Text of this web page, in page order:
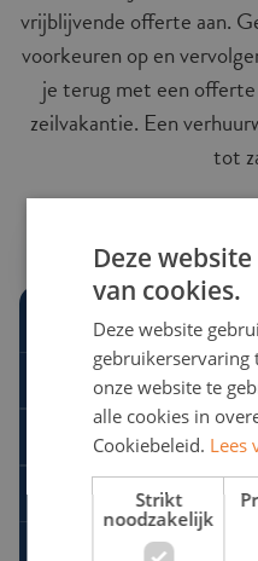
vrijblijvende offerte aan.
voorkeuren op en
je terug met een
zeilvakantie. Een
tot
Offerte aanvragen
STAP 1 - TYPE ZEILVAKANTIE
Flottielje zeilen
Meezeilvakantie
Zeiljacht huren
Deze
van cookies.
Deze website
gebruikerservaring
onze website te
alle cookies in
Cookiebeleid. Lees
Strikt
noodzakelijk